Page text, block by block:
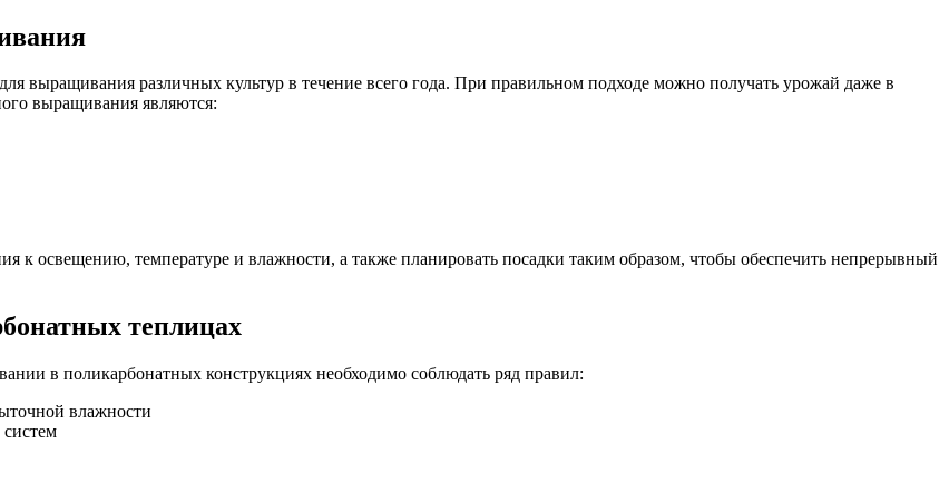
выращивания различных культур в течение всего года. При правильном подходе можно получать урожай даже в
выращивания являются:
к освещению, температуре и влажности, а также планировать посадки таким образом, чтобы обеспечить непрерывный
теплицах
в поликарбонатных конструкциях необходимо соблюдать ряд правил:
влажности